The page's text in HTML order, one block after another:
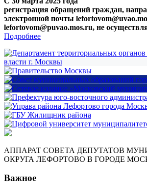
регистрация обращений граждан,
электронной почты
lefortovom@puvao.mos.ru, не
Подробнее
АППАРАТ СОВЕТА ДЕПУТАТОВ
ОКРУГА ЛЕФОРТОВО В ГОРОДЕ
Важное